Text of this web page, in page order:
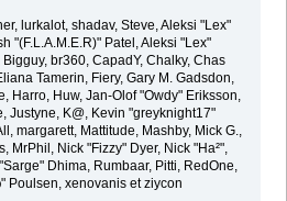
lurkalot, shadav, Steve, Aleksi "Lex"
"(F.L.A.M.E.R)" Patel, Aleksi "Lex"
br360, CapadY, Chalky, Chas
Tamerin, Fiery, Gary M. Gadsdon,
Harro, Huw, Jan-Olof "Owdy" Eriksson,
Justyne, K@, Kevin "greyknight17"
margarett, Mattitude, Mashby, Mick G.,
MrPhil, Nick "Fizzy" Dyer, Nick "Ha²",
Dhima, Rumbaar, Pitti, RedOne,
Poulsen, xenovanis et ziycon